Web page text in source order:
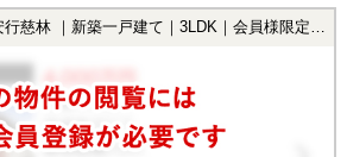
林 ｜新築一戸建て｜3LDK｜会員様限定で公開中！】